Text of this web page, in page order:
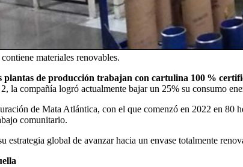
materiales renovables.
plantas de producción trabajan con cartulina 100 %
la compañía logró actualmente bajar un 25% su consumo
de Mata Atlántica, con el que comenzó en 2022 en
comunitario.
estrategia global de avanzar hacia un envase totalmente